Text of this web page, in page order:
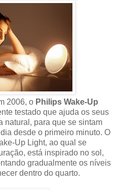
2006, o Philips Wake-Up
testado que ajuda os seus
natural, para que se sintam
desde o primeiro minuto. O
Up Light, ao qual se
está inspirado no sol,
gradualmente os níveis
dentro do quarto.